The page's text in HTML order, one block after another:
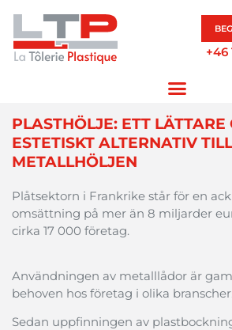
+46
PLASTHÖLJE: ETT LÄTTARE
ESTETISKT ALTERNATIV TILL
METALLHÖLJEN
Plåtsektorn i Frankrike står för en
omsättning på mer än 8 miljarder
cirka 17 000 företag.
Användningen av metalllådor är
behoven hos företag i olika branscher
Sedan uppfinningen av